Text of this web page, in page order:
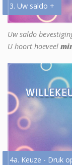
3. Uw saldo +
Uw saldo
U hoort hoeveel
4a. Keuze - Druk